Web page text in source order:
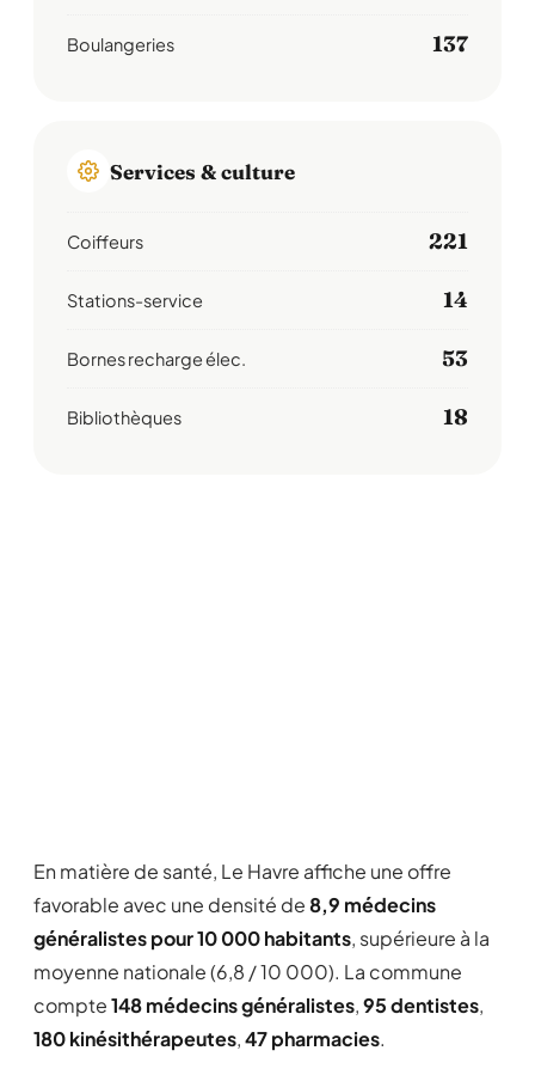
Boulangeries 137
Services & culture
Coiffeurs 221
Stations-service 14
Bornes recharge élec. 53
Bibliothèques 18
En matière de santé, Le Havre affiche une offre
favorable avec une densité de8,9 médecins
généralistes pour 10 000 habitants, supérieure à la
moyenne nationale (6,8 / 10 000). La commune
compte148 médecins généralistes,95 dentistes,
180 kinésithérapeutes,47 pharmacies.